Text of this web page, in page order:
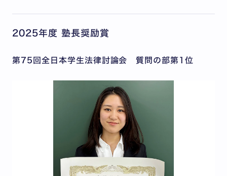
2025年度 塾長奨励賞
第75回全日本学生法律討論会 質問の部第1位